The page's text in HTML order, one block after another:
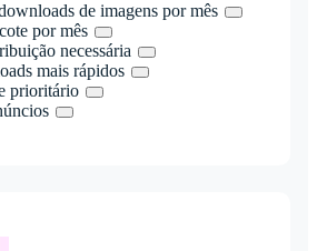
de imagens por mês
por mês
necessária
mais rápidos
prioritário